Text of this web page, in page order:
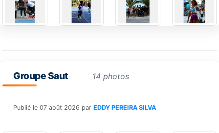
Groupe Saut 14 photos
Publié le 07 août 2026 par EDDY PEREIRA SILVA